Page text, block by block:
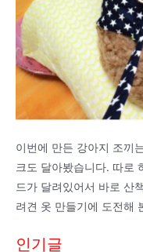
이번에 만든 강아지 조끼
크도 달아봤습니다. 따로
드가 달려있어서 바로 산
려견 옷 만들기에 도전해
인기글